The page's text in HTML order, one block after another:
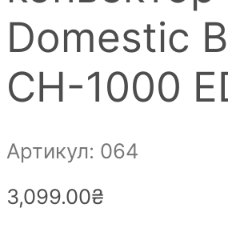
Domestic
CH-1000
Артикул: 064
3,099.00₴